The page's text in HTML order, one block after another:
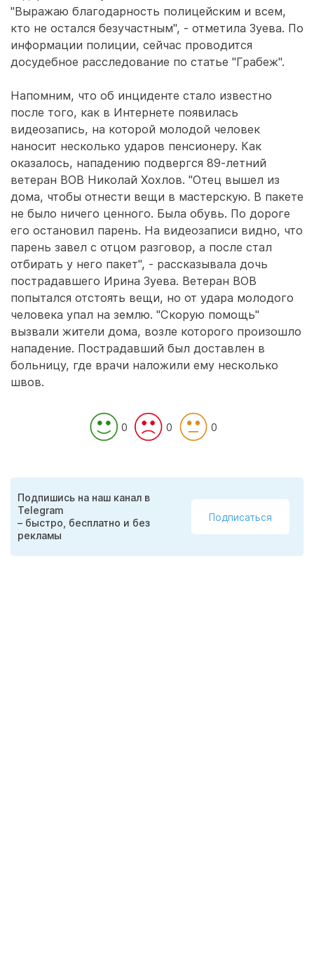
"Выражаю благодарность полицейским и всем,
кто не остался безучастным", - отметила Зуева. По
информации полиции, сейчас проводится
досудебное расследование по статье "Грабеж".
Напомним, что об инциденте стало известно
после того, как в Интернете появилась
видеозапись, на которой молодой человек
наносит несколько ударов пенсионеру. Как
оказалось, нападению подвергся 89-летний
ветеран ВОВ Николай Хохлов. "Отец вышел из
дома, чтобы отнести вещи в мастерскую. В пакете
не было ничего ценного. Была обувь. По дороге
его остановил парень. На видеозаписи видно, что
парень завел с отцом разговор, а после стал
отбирать у него пакет", - рассказывала дочь
пострадавшего Ирина Зуева. Ветеран ВОВ
попытался отстоять вещи, но от удара молодого
человека упал на землю. "Скорую помощь"
вызвали жители дома, возле которого произошло
нападение. Пострадавший был доставлен в
больницу, где врачи наложили ему несколько
швов.
0 0 0
Подпишись на наш канал в
Telegram
– быстро, бесплатно и без
рекламы
Подписаться